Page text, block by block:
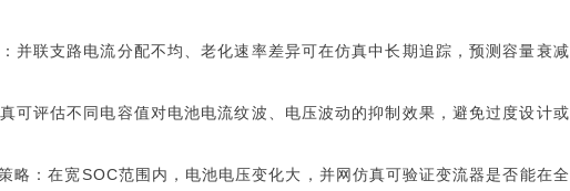
并联支路电流分配不均、老化速率差异可在仿真中长期追踪，预测容量衰减
可评估不同电容值对电池电流纹波、电压波动的抑制效果，避免过度设计或
略：在宽SOC范围内，电池电压变化大，并网仿真可验证变流器是否能在全